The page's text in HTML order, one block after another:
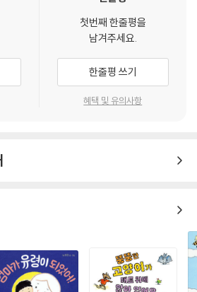
사냥을 떠나던 인디언 부족의 수호신에서 유
책에 등장하는 ‘꿈 사냥꾼’입니다. 부모의 마
서운 밤을 이겨내듯, 행복한 이야기, 좋은 생
꿈을 꾸지 않는다는 것이 바로 할아버지의 묘
처도 만들어 볼까?
에 대해 말하고 있습니다.
법을 따라 나만의 드림캐처를 만들면서 꿈에
다. 소원과 꿈은 왜 같은 말인지, 좋은 꿈과
기 나누다 보면, 이 책이 말하는 것처럼 어쩌
첫번째 한줄평을
남겨주세요.
한줄평 쓰기
혜택 및 유의사항